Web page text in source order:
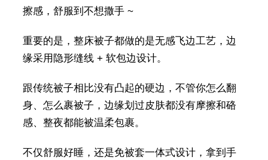
擦感，舒服到不想撒手 ~
重要的是，整床被子都做的是无感飞边工艺，边
缘采用隐形缝线 + 软包边设计。
跟传统被子相比没有凸起的硬边，不管你怎么翻
身、怎么裹被子，边缘划过皮肤都没有摩擦和硌
感、整夜都能被温柔包裹。
不仅舒服好睡，还是免被套一体式设计，拿到手